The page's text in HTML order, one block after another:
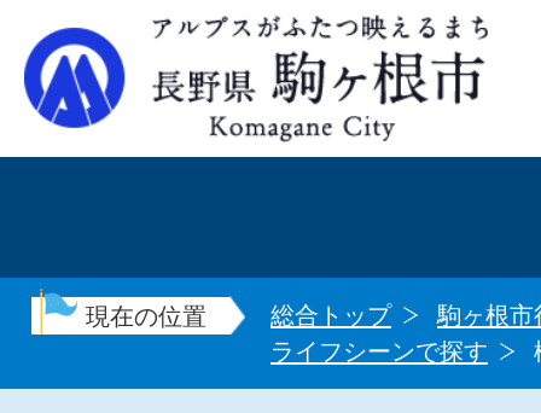
現在の位置 総合トップ
駒ヶ根市
ライフシーンで探す